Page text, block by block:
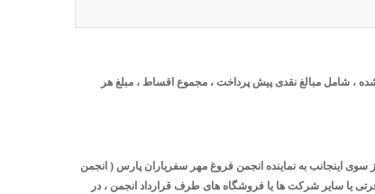
شده ، شامل مبالغ نقدی پیش پرداخت ، مجموع اقساط ، مبلغ هر
سوی اینجانب به نماینده انجمن فروغ مهر سفریاران پارس ( انجمن
یا سایر شرکت ها یا فروشگاه های طرف قرارداد انجمن ، در